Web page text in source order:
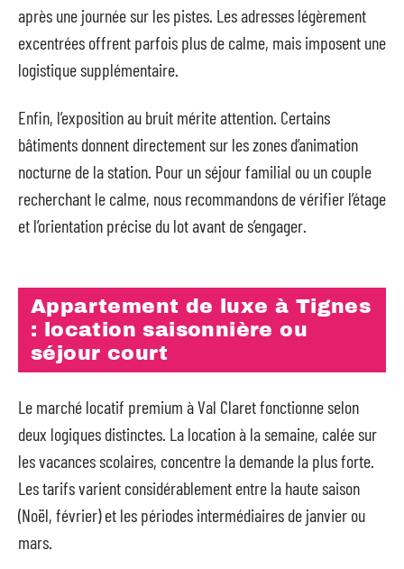
après une journée sur les pistes. Les adresses légèrement
excentrées offrent parfois plus de calme, mais imposent une
logistique supplémentaire.
Enfin, l’exposition au bruit mérite attention. Certains
bâtiments donnent directement sur les zones d’animation
nocturne de la station. Pour un séjour familial ou un couple
recherchant le calme, nous recommandons de vérifier l’étage
et l’orientation précise du lot avant de s’engager.
Appartement de luxe à Tignes
: location saisonnière ou
séjour court
Le marché locatif premium à Val Claret fonctionne selon
deux logiques distinctes. La location à la semaine, calée sur
les vacances scolaires, concentre la demande la plus forte.
Les tarifs varient considérablement entre la haute saison
(Noël, février) et les périodes intermédiaires de janvier ou
mars.